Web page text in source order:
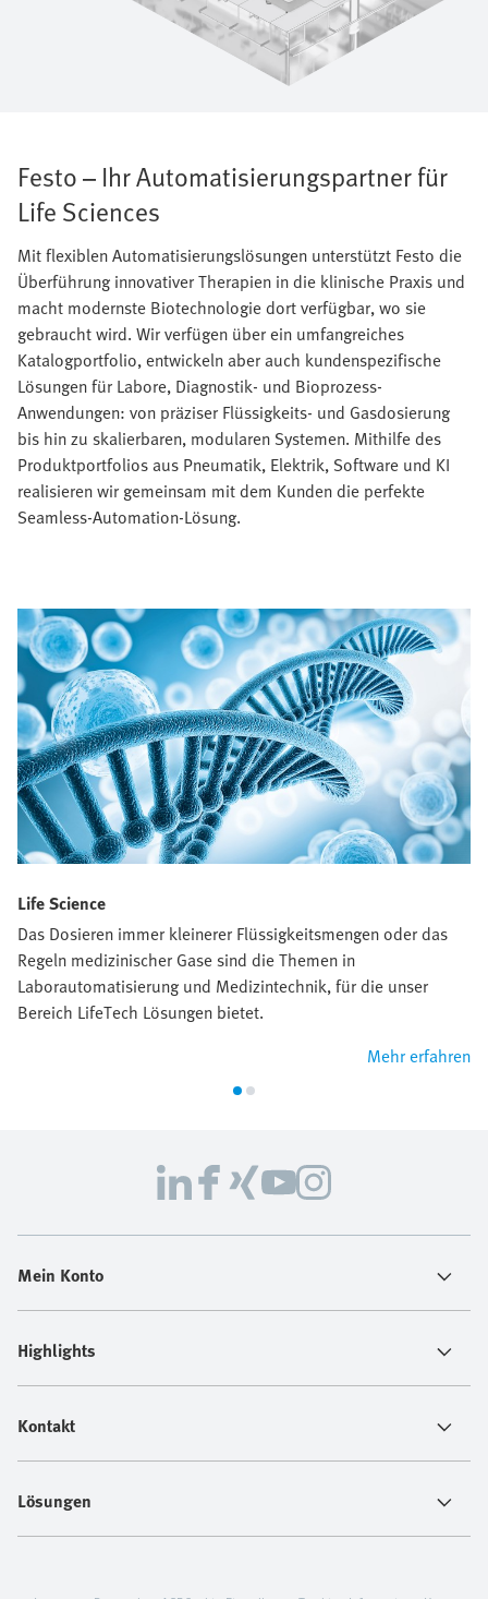
Festo – Ihr Automatisierungspartner für
Life Sciences
Mit flexiblen Automatisierungslösungen unterstützt Festo die
Überführung innovativer Therapien in die klinische Praxis und
macht modernste Biotechnologie dort verfügbar, wo sie
gebraucht wird. Wir verfügen über ein umfangreiches
Katalogportfolio, entwickeln aber auch kundenspezifische
Lösungen für Labore, Diagnostik- und Bioprozess-
Anwendungen: von präziser Flüssigkeits- und Gasdosierung
bis hin zu skalierbaren, modularen Systemen. Mithilfe des
Produktportfolios aus Pneumatik, Elektrik, Software und KI
realisieren wir gemeinsam mit dem Kunden die perfekte
Seamless-Automation-Lösung.
Life Science
Das Dosieren immer kleinerer Flüssigkeitsmengen oder das
Regeln medizinischer Gase sind die Themen in
Laborautomatisierung und Medizintechnik, für die unser
Bereich LifeTech Lösungen bietet.
Mehr erfahren
Mein Konto
Highlights
Kontakt
Lösungen